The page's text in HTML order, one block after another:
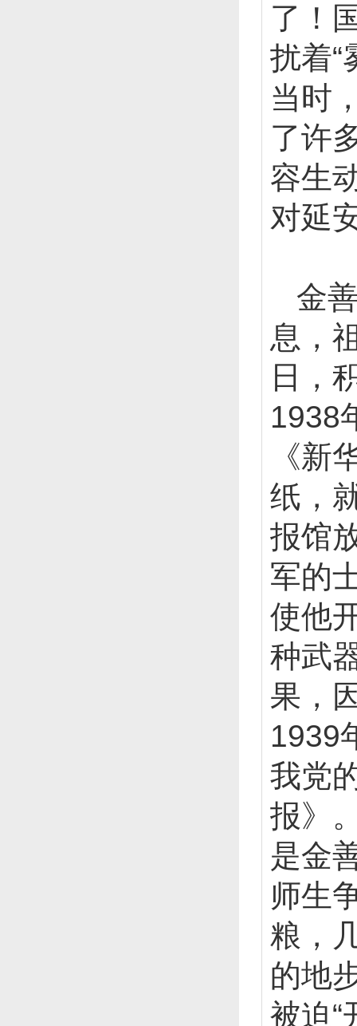
了！
扰着“
当时
了许
容生
对延
金
息，
日，
1938
《新
纸，
报馆
军的
使他
种武
果，
1939
我党
报》
是金
师生
粮，
的地
被迫“